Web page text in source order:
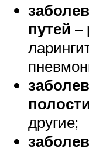
путей –
другие;